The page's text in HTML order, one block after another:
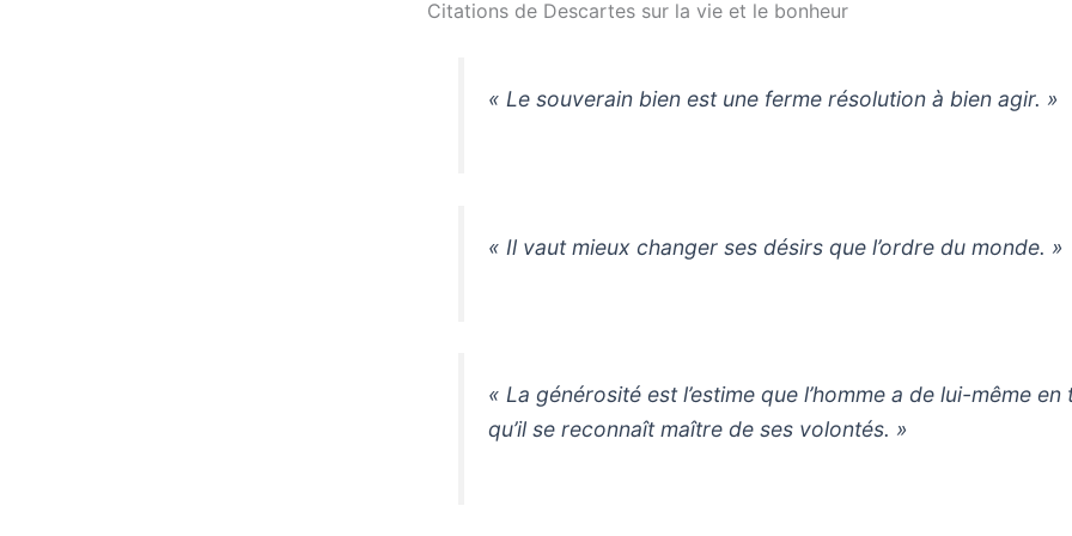
Citations de Descartes sur la vie et le bonheur
« Le souverain bien est une ferme résolution à bien agir. »
« Il vaut mieux changer ses désirs que l’ordre du monde. »
« La générosité est l’estime que l’homme a de lui-même en
qu’il se reconnaît maître de ses volontés. »